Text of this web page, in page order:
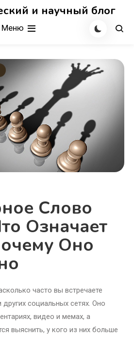
и научный блог
Меню
Слово
Означает
Оно
часто вы встречаете
других социальных сетях. Оно
видео и мемах, а
выяснить, у кого из них больше